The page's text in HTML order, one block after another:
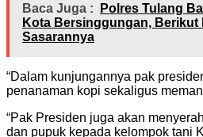
Baca Juga :
Polres Tulang
Kota Bersinggungan, Berikut
Sasarannya
“Dalam kunjungannya pak
penanaman kopi sekaligus
“Pak Presiden juga akan
dan pupuk kepada kelompok tani